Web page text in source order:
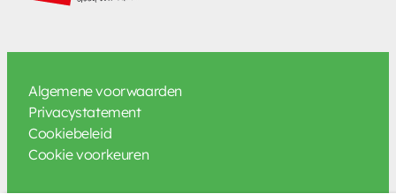
Algemene voorwaarden
Privacystatement
Cookiebeleid
Cookie voorkeuren